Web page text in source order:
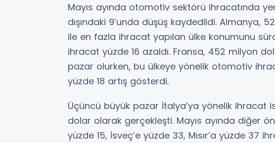
Mayıs ayında otomotiv sektörü ihracatında
dışındaki 9’unda düşüş kaydedildi. Almanya,
ile en fazla ihracat yapılan ülke konumunu
ihracat yüzde 16 azaldı. Fransa, 452 milyon
pazar olurken, bu ülkeye yönelik otomotiv
yüzde 18 artış gösterdi.
Üçüncü büyük pazar İtalya’ya yönelik ihracat
dolar olarak gerçekleşti. Mayıs ayında diğer
yüzde 15, İsveç’e yüzde 33, Mısır’a yüzde 37